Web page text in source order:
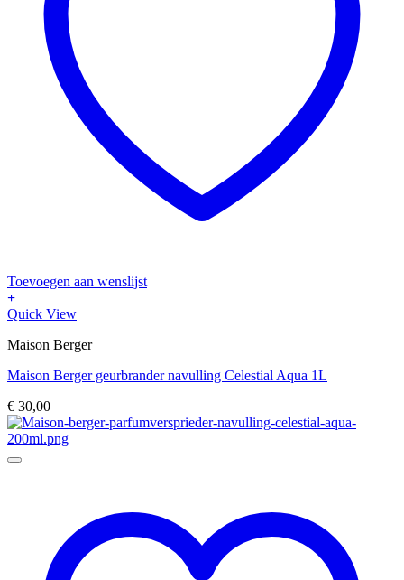
Toevoegen aan wenslijst
+
Quick View
Maison Berger
Maison Berger geurbrander navulling Celestial Aqua 1L
€ 30,00